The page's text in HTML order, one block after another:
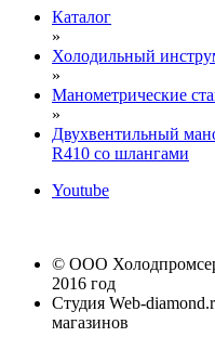
Каталог
»
Холодильный
»
Манометрические
»
Двухвентильный
R410 со шлангами
Youtube
© ООО
2016 год
Студия Web-
магазинов